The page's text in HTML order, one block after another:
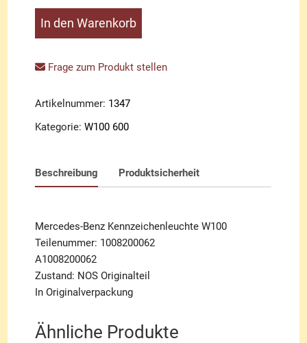
Kennzeichenleuchte
In den Warenkorb
Frage zum Produkt stellen
Artikelnummer: 1347
Kategorie:W100 600
Beschreibung Produktsicherheit
Mercedes-Benz Kennzeichenleuchte W100
Teilenummer: 1008200062
A1008200062
Zustand: NOS Originalteil
In Originalverpackung
Ähnliche Produkte